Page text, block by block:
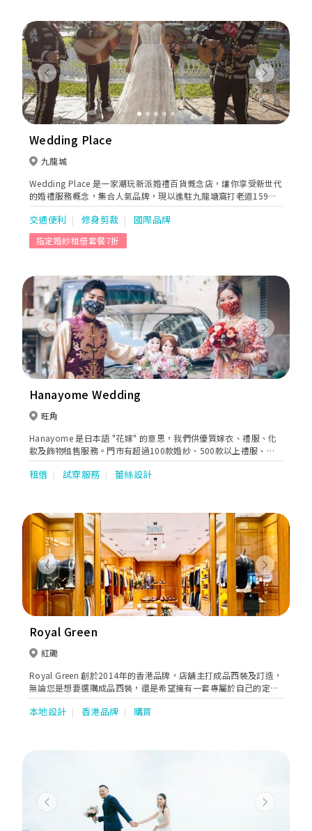
他皇室、各地的政商領袖、體育傳奇人物和螢幕明星等。考究而富
有陽剛之氣的Gieves & Hawkes 體現了英式和國際紳士永恆的男士
風格。
Previous Next
Wedding Place
九龍城
Wedding Place 是一家潮玩新派婚禮百貨慨念店，讓你享受新世代
的婚禮服務概念，集合人氣品牌，現以進駐九龍塘窩打老道159
號。推出 - K.bridal 水晶婚紗及晚裝專門店。
交通便利 修身剪裁 國際品牌
指定婚紗租借套餐7折
Previous Next
Hanayome Wedding
旺角
Hanayome 是日本語 "花嫁" 的意思，我們供優質嫁衣、禮服、化
妝及飾物租售服務。門市有超過100款婚紗、500款以上禮服、
1000款以上飾物供新娘子配搭及挑選，務求令你在重要日子美麗難
忘。 款式眾多，未能盡錄，歡迎前來參觀選售，挑選你最心愛的款
租借 試穿服務 蕾絲設計
Previous Next
Royal Green
紅磡
Royal Green 創於2014年的香港品牌，店舖主打成品西裝及訂造，
無論您是想要選購成品西裝，還是希望擁有一套專屬於自己的定制
西裝，我們都能滿足您的需求。我們的西裝選用優質面料，由經驗
豐富的師傅精心縫製，保證每一件成品都符合最高的品質標準。無
裝，讓您在任何場合都自信滿滿。 服務範疇 成品西裝，專業訂製
本地設計 香港品牌 購買
Previous Next